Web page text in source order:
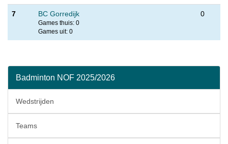
7 BC Gorredijk
Games thuis: 0
Games uit: 0
0
Badminton NOF 2025/2026
Wedstrijden
Teams